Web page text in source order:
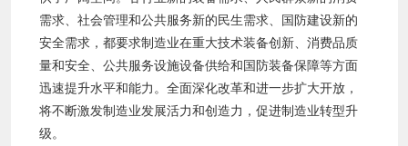
需求、社会管理和公共服务新的民生需求、国防建设新的
安全需求，都要求制造业在重大技术装备创新、消费品质
量和安全、公共服务设施设备供给和国防装备保障等方面
迅速提升水平和能力。全面深化改革和进一步扩大开放，
将不断激发制造业发展活力和创造力，促进制造业转型升
级。